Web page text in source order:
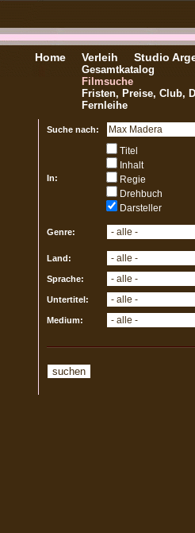
Home Verleih
Gesamtkatalog
Filmsuche
Fristen, Preise, Club,
Fernleihe
Studio
Suche nach:
In:
Titel
Inhalt
Regie
Drehbuch
Darsteller
Genre:
Land:
Sprache:
Untertitel:
Medium: